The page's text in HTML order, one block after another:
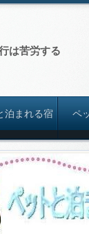
は苦労する
泊まれる宿 ペ